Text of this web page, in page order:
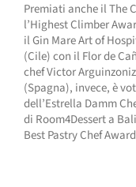
Premiati anche il The
l’Highest Climber
il Gin Mare Art of
(Cile) con il Flor de
chef Victor
(Spagna), invece, è
dell’Estrella Damm
di Room4Dessert a
Best Pastry Chef